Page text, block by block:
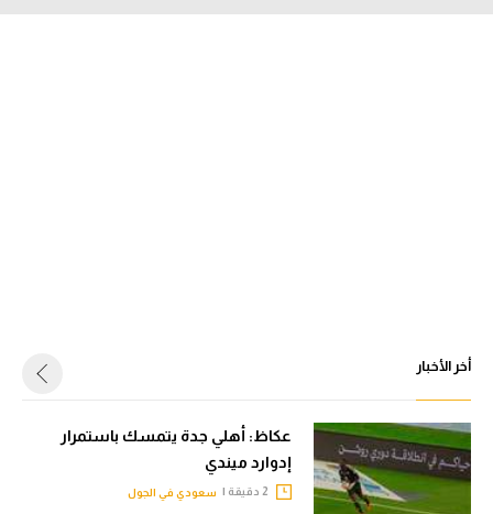
أخر الأخبار
عكاظ: أهلي جدة يتمسك باستمرار
إدوارد ميندي
سعودي في الجول